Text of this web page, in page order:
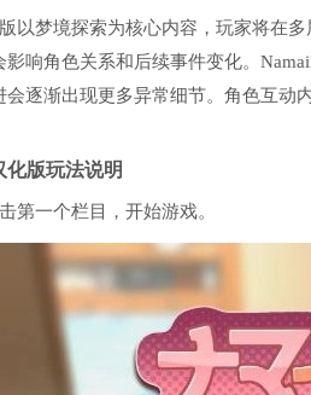
以梦境探索为核心内容，玩家将在
影响角色关系和后续事件变化。
会逐渐出现更多异常细节。角色互动
化版玩法说明
第一个栏目，开始游戏。